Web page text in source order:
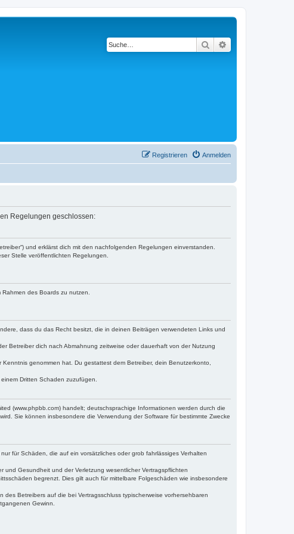
Suche
Anmelden
Registrieren
Regelungen geschlossen:
und erklärst dich mit den nachfolgenden Regelungen einverstanden.
Stelle veröffentlichten Regelungen.
des Boards zu nutzen.
dass du das Recht besitzt, die in deinen Beiträgen verwendeten Links und
Betreiber dich nach Abmahnung zeitweise oder dauerhaft von der Nutzung
genommen hat. Du gestattest dem Betreiber, dein Benutzerkonto,
Dritten Schaden zuzufügen.
(www.phpbb.com) handelt; deutschsprachige Informationen werden durch die
Sie können insbesondere die Verwendung der Software für bestimmte Zwecke
für Schäden, die auf ein vorsätzliches oder grob fahrlässiges Verhalten
Gesundheit und der Verletzung wesentlicher Vertragspflichten
begrenzt. Dies gilt auch für mittelbare Folgeschäden wie insbesondere
Betreibers auf die bei Vertragsschluss typischerweise vorhersehbaren
Gewinn.